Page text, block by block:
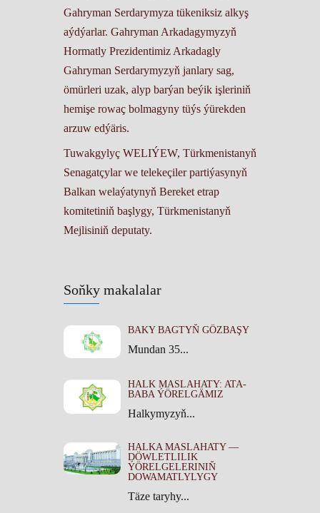
Soňky makalalar
BAKY BAGTYŇ GÖZBAŞY
Mundan 35...
HALK MASLAHATY: ATA-
BABA ÝÖRELGÄMIZ
Halkymyzyň...
HALKA MASLAHATY —
DÖWLETLILIK
ÝÖRELGELERINIŇ
DOWAMATLYLYGY
Täze taryhy...
Gahryman Serdarymyza tükeniksiz alkyş
aýdýarlar. Gahryman Arkadagymyzyň
Hormatly Prezidentimiz Arkadagly
Gahryman Serdarymyzyň janlary sag,
ömürleri uzak, alyp barýan beýik işleriniň
hemişe rowaç bolmagyny tüýs ýürekden
arzuw edýäris.
Tuwakgylyç WELIÝEW, Türkmenistanyň
Senagatçylar we telekeçiler partiýasynyň
Balkan welaýatynyň Bereket etrap
komitetiniň başlygy, Türkmenistanyň
Mejlisiniň deputaty.